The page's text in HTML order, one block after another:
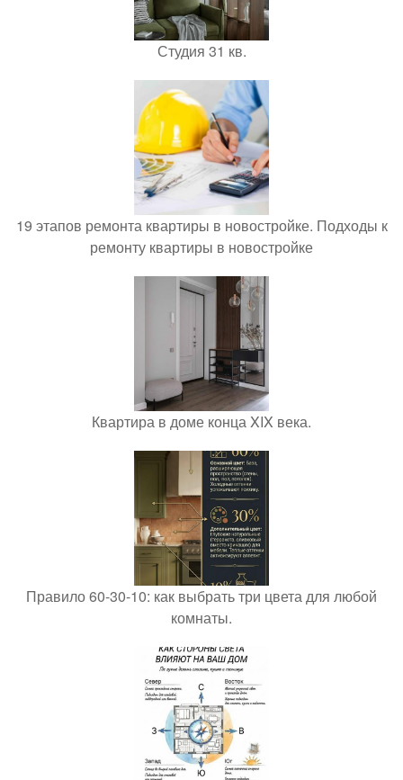
Студия 31 кв.
19 этапов ремонта квартиры в новостройке. Подходы к
ремонту квартиры в новостройке
Квартира в доме конца XIX века.
Правило 60-30-10: как выбрать три цвета для любой
комнаты.